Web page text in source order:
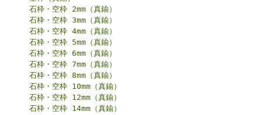
石枠・空枠 2mm（真鍮）
石枠・空枠 3mm（真鍮）
石枠・空枠 4mm（真鍮）
石枠・空枠 5mm（真鍮）
石枠・空枠 6mm（真鍮）
石枠・空枠 7mm（真鍮）
石枠・空枠 8mm（真鍮）
石枠・空枠 10mm（真鍮）
石枠・空枠 12mm（真鍮）
石枠・空枠 14mm（真鍮）